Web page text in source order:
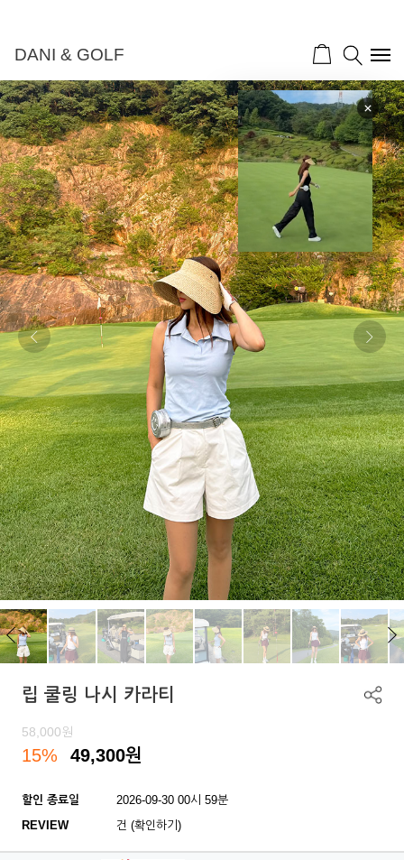
DANI & GOLF
립 쿨링 나시 카라티
58,000원
15% 49,300원
할인 종료일
2026-09-30 00시 59분
REVIEW
건 (확인하기)